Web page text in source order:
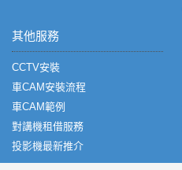
其他服務
CCTV安裝
車CAM安裝流程
車CAM範例
對講機租借服務
投影機最新推介